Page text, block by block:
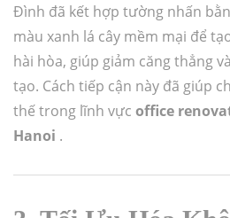
Đình đã kết hợp tường nhấn
màu xanh lá cây mềm mại để
hài hòa, giúp giảm căng thẳng
tạo. Cách tiếp cận này đã giúp
thế trong lĩnh vực office
Hanoi .